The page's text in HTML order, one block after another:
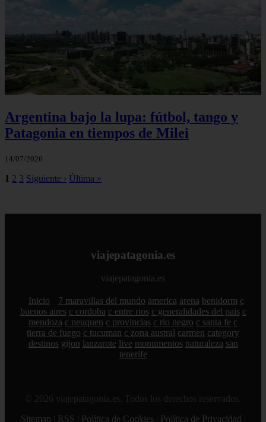
Argentina bajo la lupa: fútbol, tango y
Patagonia en tiempos de Milei
14/07/2026
1 2 3 Siguiente › Última »
viajepatagonia.es
viajepatagonia.es
Inicio 7 maravillas del mundo america arena benidorm c
buenos aires c cordoba c entre rios c generalidades del pais c
mendoza c neuquen c provincias c rio negro c santa fe c
tierra de fuego c tucuman c zona austral carmen category
destinos gijon lanzarote live monumentos naturaleza san
tenerife
© 2026 viajepatagonia.es. Todos los derechos reservados.
Sitemap
RSS Política de Cookies Política de Privacidad